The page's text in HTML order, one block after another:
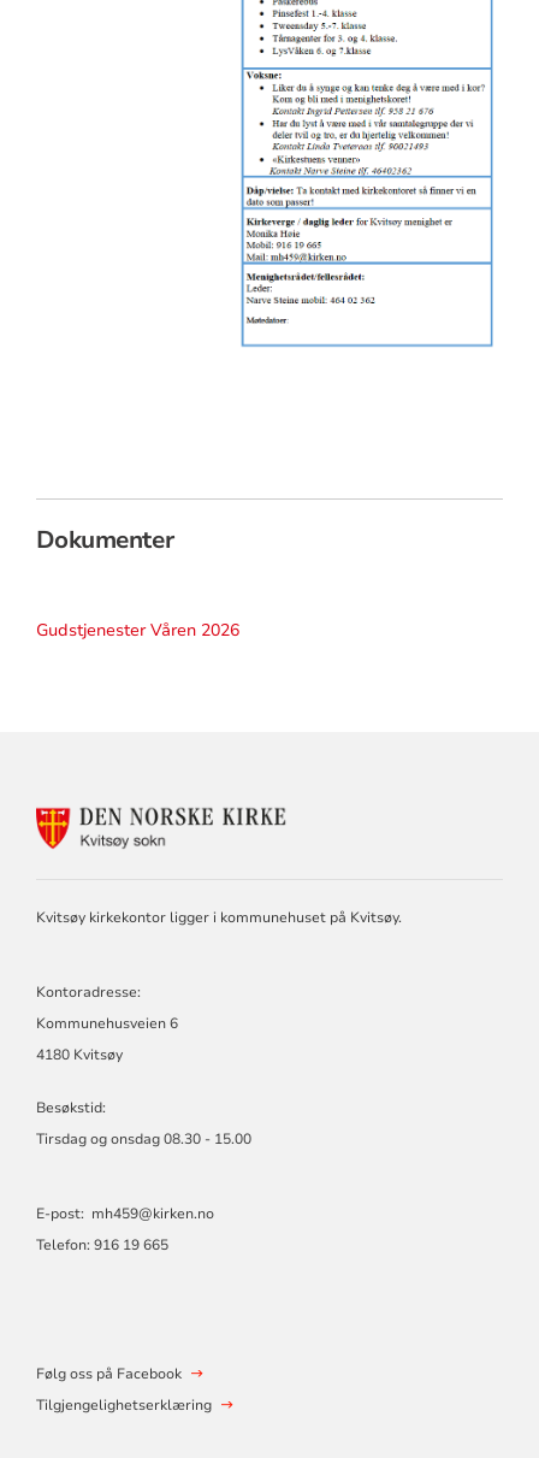
Dokumenter
Gudstjenester Våren 2026
Kvitsøy kirkekontor ligger i kommunehuset på Kvitsøy.
Kontoradresse:
Kommunehusveien 6
4180 Kvitsøy
Besøkstid:
Tirsdag og onsdag 08.30 - 15.00
E-post: mh459@kirken.no
Telefon: 916 19 665
Følg oss på Facebook
Tilgjengelighetserklæring